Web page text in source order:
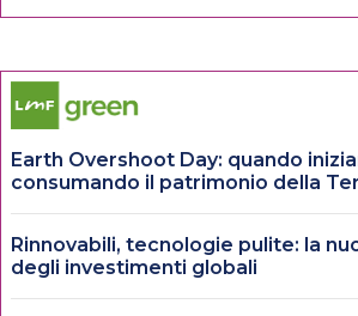
Earth Overshoot Day: quando
consumando il patrimonio della
Rinnovabili, tecnologie pulite: la
degli investimenti globali